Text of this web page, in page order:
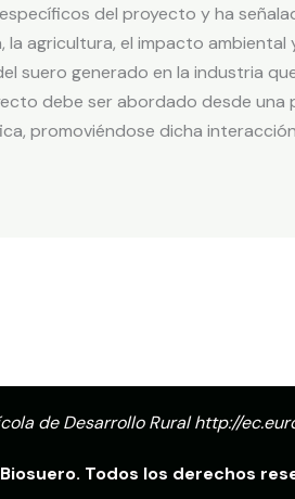
del proyecto y ha
agricultura, el impacto
suero generado en la industria
debe ser abordado desde
promoviéndose dicha
de Desarrollo Ruralhttp://
Todos los derechos